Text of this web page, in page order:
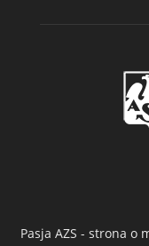
Pasja AZS - strona o